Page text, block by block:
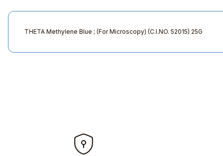
THETA Methylene Blue ; (For Microscopy) (C.I.NO. 52015) 25G
Ürün bilgilerinde hatalar bulunuyor.
Ürün fiyatı diğer sitelerden daha pahalı.